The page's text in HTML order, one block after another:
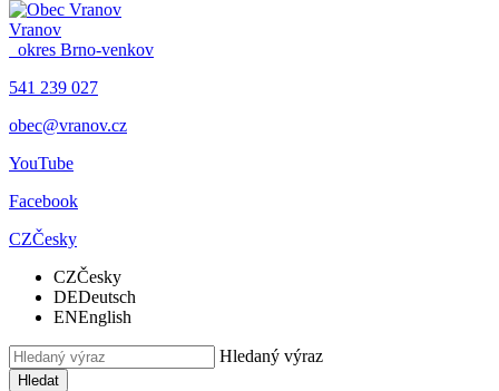
Vranov
okres Brno-venkov
541 239 027
obec@vranov.cz
YouTube
Facebook
CZČesky
CZČesky
DEDeutsch
ENEnglish
Hledaný výraz
Hledat